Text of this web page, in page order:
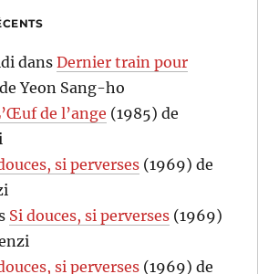
dansDernier train pour
Yeon Sang-ho
de l’ange (1985) de
si perverses (1969) de
Si douces, si perverses (1969)
si perverses (1969) de